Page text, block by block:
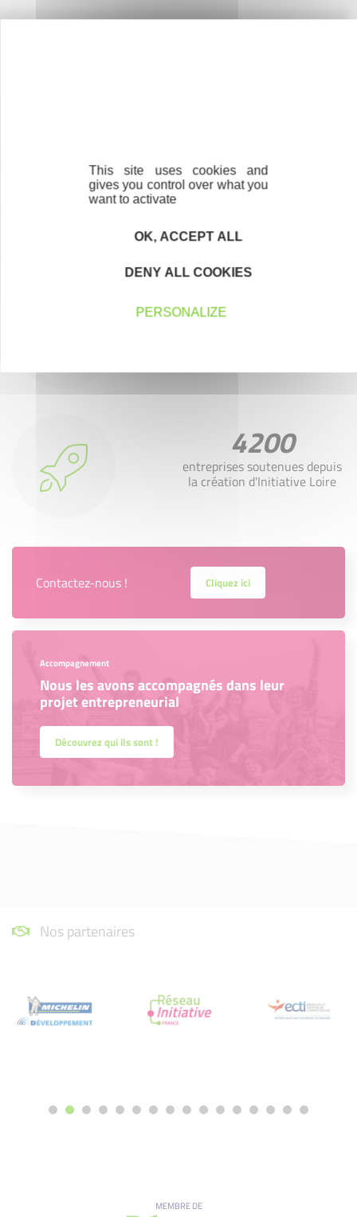
246
4200
entreprises soutenues depuis
la création d'Initiative Loire
Contactez-nous ! Cliquez ici
Accompagnement
Nous les avons accompagnés dans leur
projet entrepreneurial
Découvrez qui ils sont !
Nos partenaires
MEMBRE DE
This site uses cookies and
gives you control over what you
want to activate
OK, ACCEPT ALL
DENY ALL COOKIES
PERSONALIZE